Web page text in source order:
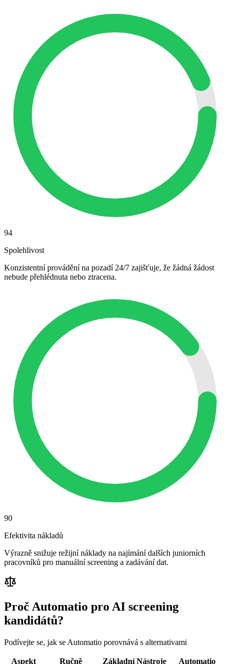
94
Spolehlivost
Konzistentní provádění na pozadí 24/7 zajišťuje, že žádná žádost
nebude přehlédnuta nebo ztracena.
90
Efektivita nákladů
Výrazně snižuje režijní náklady na najímání dalších juniorních
pracovníků pro manuální screening a zadávání dat.
Proč Automatio pro AI screening
kandidátů?
Podívejte se, jak se Automatio porovnává s alternativami
Aspekt Ručně Základní Nástroje Automatio